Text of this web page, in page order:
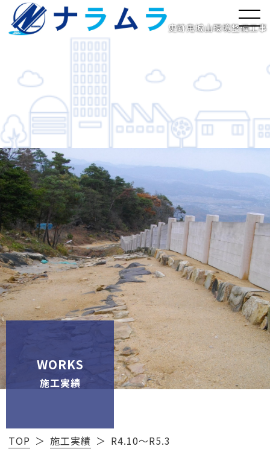
史跡鬼城山環境整備工事
WORKS
施工実績
TOP 施工実績 R4.10～R5.3